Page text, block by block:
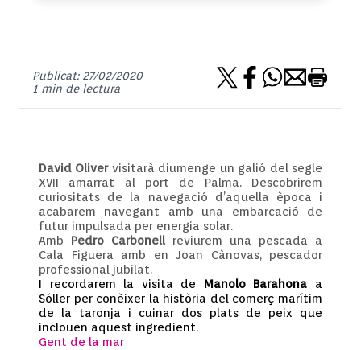
Publicat: 27/02/2020
1 min de lectura
David Oliver visitarà diumenge un galió del segle
XVII amarrat al port de Palma. Descobrirem
curiositats de la navegació d’aquella època i
acabarem navegant amb una embarcació de
futur impulsada per energia solar.
Amb Pedro Carbonellreviurem una pescada a
Cala Figuera amb en Joan Cànovas, pescador
professional jubilat.
I recordarem la visita de Manolo Barahona a
Sóller per conèixer la història del comerç marítim
de la taronja i cuinar dos plats de peix que
inclouen aquest ingredient.
Gent de la mar